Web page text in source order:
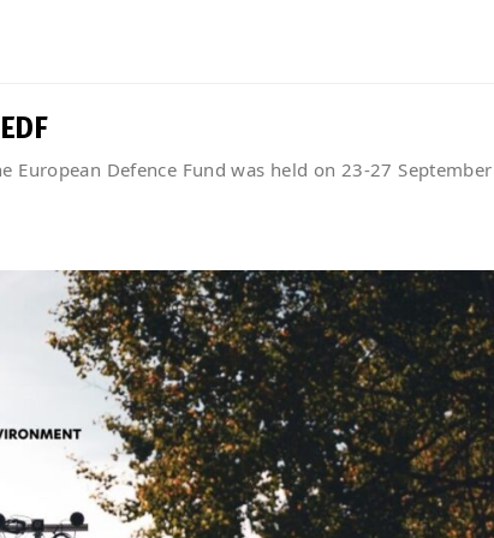
Defence Fund was held on 23-27